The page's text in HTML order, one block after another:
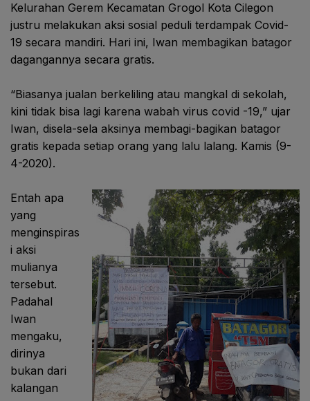
Kelurahan Gerem Kecamatan Grogol Kota Cilegon
justru melakukan aksi sosial peduli terdampak Covid-
19 secara mandiri. Hari ini, Iwan membagikan batagor
dagangannya secara gratis.
“Biasanya jualan berkeliling atau mangkal di sekolah,
kini tidak bisa lagi karena wabah virus covid -19,” ujar
Iwan, disela-sela aksinya membagi-bagikan batagor
gratis kepada setiap orang yang lalu lalang. Kamis (9-
4-2020).
Entah apa
yang
menginspiras
i aksi
mulianya
tersebut.
Padahal
Iwan
mengaku,
dirinya
bukan dari
kalangan